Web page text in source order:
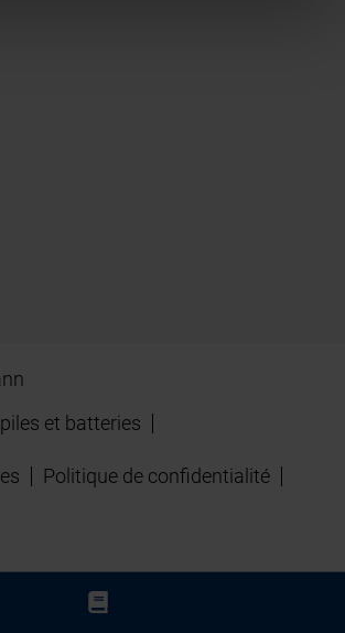
et batteries
Politique de confidentialité